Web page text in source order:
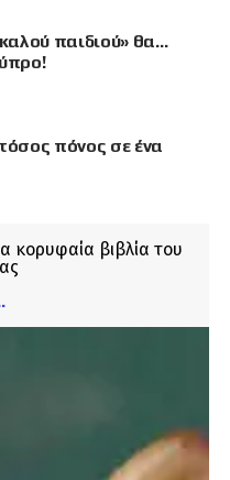
παιδιού» θα…
πόνος σε ένα
κορυφαία βιβλία του